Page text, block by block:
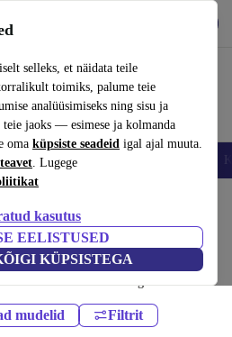
selleks, et näidata teile
toimiks, palume teie
analüüsimiseks ning sisu ja
teie jaoks — esimese ja kolmanda
oma küpsiste seadeid igal ajal muuta.
. Lugege
kasutus
EELISTUSED
KÜPSISTEGA
ja lihtsalt
Nutikellad
ja skannerid suurepärase hinnaga.
on vähemalt 12-kuuline garantii.
mudelid Filtrit